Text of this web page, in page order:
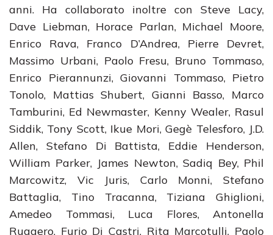
anni. Ha collaborato inoltre con Steve Lacy,
Dave Liebman, Horace Parlan, Michael Moore,
Enrico Rava, Franco D’Andrea, Pierre Devret,
Massimo Urbani, Paolo Fresu, Bruno Tommaso,
Enrico Pierannunzi, Giovanni Tommaso, Pietro
Tonolo, Mattias Shubert, Gianni Basso, Marco
Tamburini, Ed Newmaster, Kenny Wealer, Rasul
Siddik, Tony Scott, Ikue Mori, Gegè Telesforo, J.D.
Allen, Stefano Di Battista, Eddie Henderson,
William Parker, James Newton, Sadiq Bey, Phil
Marcowitz, Vic Juris, Carlo Monni, Stefano
Battaglia, Tino Tracanna, Tiziana Ghiglioni,
Amedeo Tommasi, Luca Flores, Antonella
Ruggero, Furio Di Castri, Rita Marcotulli, Paolo